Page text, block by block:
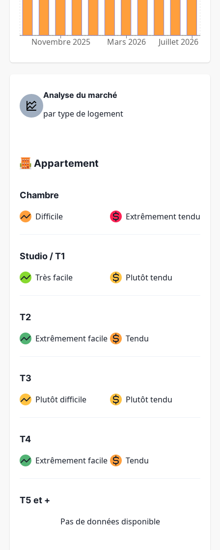
Novembre 2025 Mars 2026 Juillet 2026
Analyse du marché
par type de logement
Appartement
Chambre
Difficile Extrêmement tendu
Studio / T1
Très facile Plutôt tendu
T2
Extrêmement facile Tendu
T3
Plutôt difficile Plutôt tendu
T4
Extrêmement facile Tendu
T5 et +
Pas de données disponible